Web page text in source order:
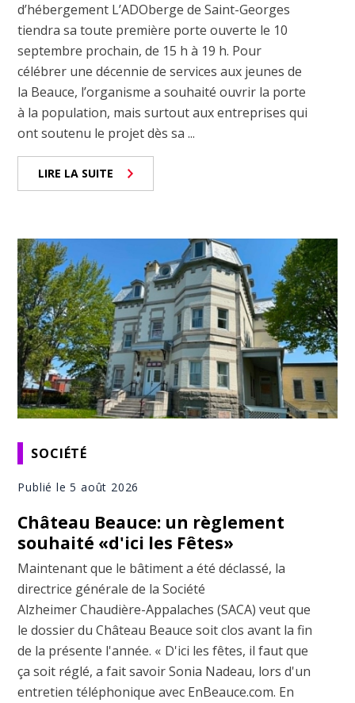
d’hébergement L’ADOberge de Saint-Georges
tiendra sa toute première porte ouverte le 10
septembre prochain, de 15 h à 19 h. Pour
célébrer une décennie de services aux jeunes de
la Beauce, l’organisme a souhaité ouvrir la porte
à la population, mais surtout aux entreprises qui
ont soutenu le projet dès sa ...
LIRE LA SUITE
SOCIÉTÉ
Publié le 5 août 2026
Château Beauce: un règlement
souhaité «d'ici les Fêtes»
Maintenant que le bâtiment a été déclassé, la
directrice générale de la Société
Alzheimer Chaudière-Appalaches (SACA) veut que
le dossier du Château Beauce soit clos avant la fin
de la présente l'année. « D'ici les fêtes, il faut que
ça soit réglé, a fait savoir Sonia Nadeau, lors d'un
entretien téléphonique avec EnBeauce.com. En